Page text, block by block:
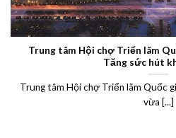
Trung tâm Hội chợ Triển lãm
Tăng sức hút
Trung tâm Hội chợ Triển lãm Quốc
vừa [...]